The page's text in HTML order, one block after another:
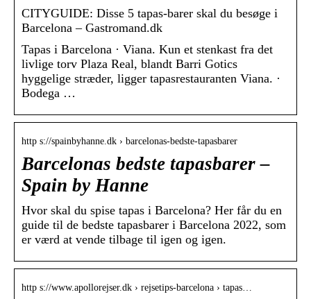
CITYGUIDE: Disse 5 tapas-barer skal du besøge i
Barcelona – Gastromand.dk
Tapas i Barcelona · Viana. Kun et stenkast fra det
livlige torv Plaza Real, blandt Barri Gotics
hyggelige stræder, ligger tapasrestauranten Viana. ·
Bodega …
http s://spainbyhanne.dk › barcelonas-bedste-tapasbarer
Barcelonas bedste tapasbarer –
Spain by Hanne
Hvor skal du spise tapas i Barcelona? Her får du en
guide til de bedste tapasbarer i Barcelona 2022, som
er værd at vende tilbage til igen og igen.
http s://www.apollorejser.dk › rejsetips-barcelona › tapas…